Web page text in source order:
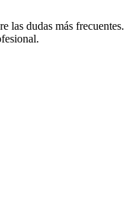
las dudas más frecuentes.